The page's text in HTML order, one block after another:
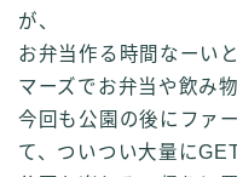
が、
お弁当作る時間なーい
マーズでお弁当や飲み
今回も公園の後にファ
て、ついつい大量にGET